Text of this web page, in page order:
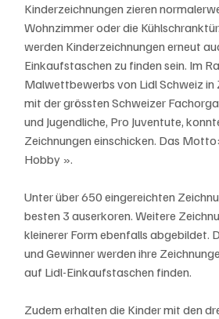
Kinderzeichnungen zieren
Wohnzimmer oder die
werden Kinderzeichnungen erneut
Einkaufstaschen zu finden sein. Im
Malwettbewerbs von Lidl Schweiz
mit der grössten Schweizer
und Jugendliche, Pro Juventute,
Zeichnungen einschicken. Das
Hobby ».
Unter über 650 eingereichten
besten 3 auserkoren. Weitere
kleinerer Form ebenfalls abgebildet.
und Gewinner werden ihre
auf Lidl-Einkaufstaschen finden.
Zudem erhalten die Kinder mit den